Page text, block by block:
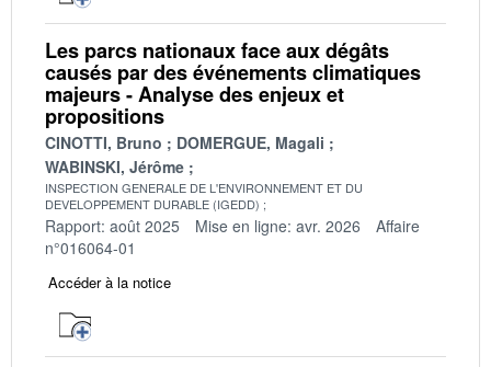
Les parcs nationaux face aux dégâts
causés par des événements climatiques
majeurs - Analyse des enjeux et
propositions
CINOTTI, Bruno
DOMERGUE, Magali
WABINSKI, Jérôme
INSPECTION GENERALE DE L'ENVIRONNEMENT ET DU
DEVELOPPEMENT DURABLE (IGEDD)
Rapport: août 2025 Mise en ligne: avr. 2026
Affaire
n°016064-01
Accéder à la notice